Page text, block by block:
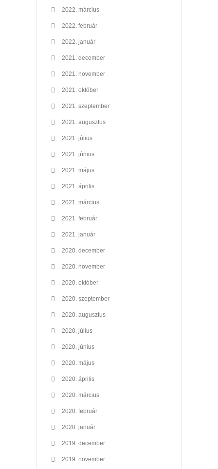
2022. március
2022. február
2022. január
2021. december
2021. november
2021. október
2021. szeptember
2021. augusztus
2021. július
2021. június
2021. május
2021. április
2021. március
2021. február
2021. január
2020. december
2020. november
2020. október
2020. szeptember
2020. augusztus
2020. július
2020. június
2020. május
2020. április
2020. március
2020. február
2020. január
2019. december
2019. november